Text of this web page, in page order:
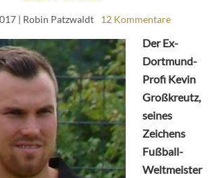
| Robin Patzwaldt 12 Kommentare
Der Ex-
Dortmund-
Profi Kevin
Großkreutz,
seines
Zeichens
Fußball-
Weltmeister